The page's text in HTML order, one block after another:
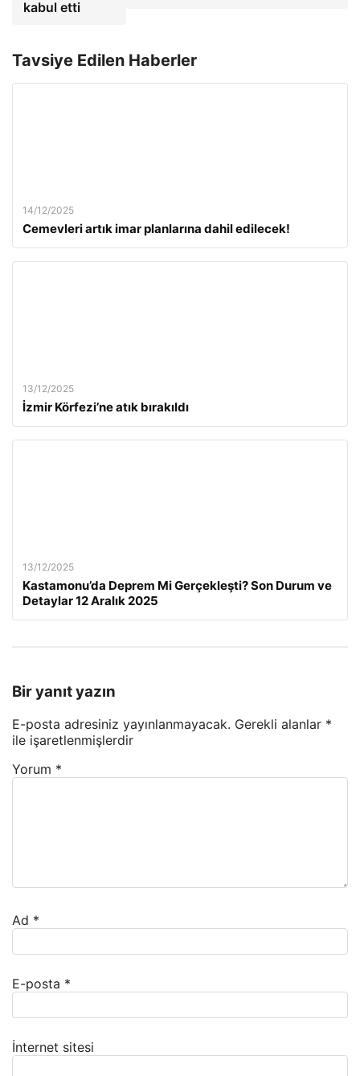
kabul etti
Tavsiye Edilen Haberler
14/12/2025
Cemevleri artık imar planlarına dahil edilecek!
13/12/2025
İzmir Körfezi’ne atık bırakıldı
13/12/2025
Kastamonu’da Deprem Mi Gerçekleşti? Son Durum ve
Detaylar 12 Aralık 2025
Bir yanıt yazın
E-posta adresiniz yayınlanmayacak. Gerekli alanlar *
ile işaretlenmişlerdir
Yorum *
Ad *
E-posta *
İnternet sitesi